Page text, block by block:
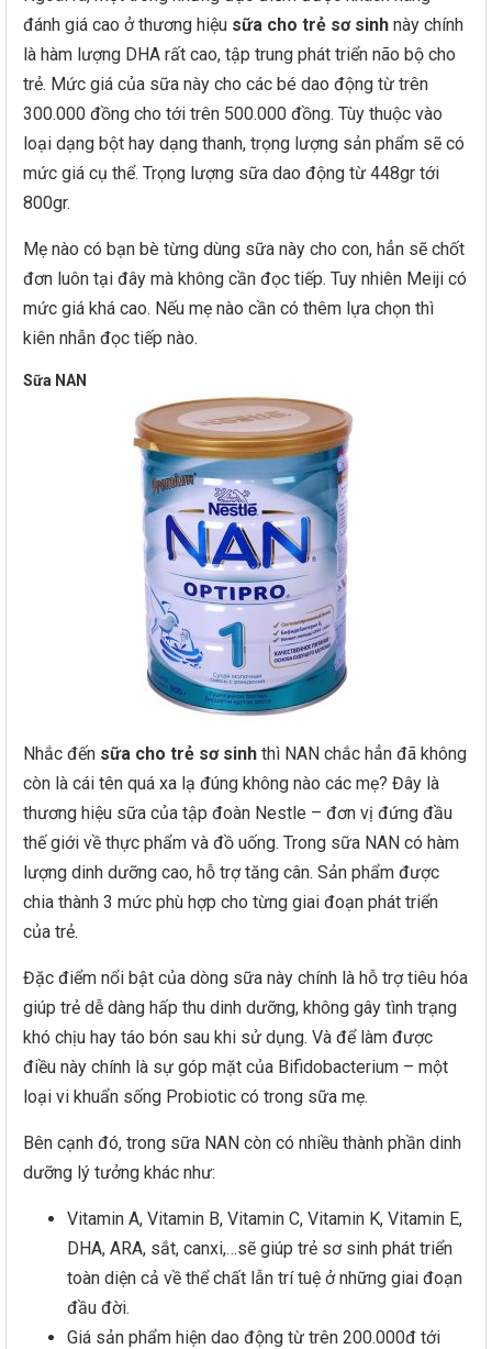
đánh giá cao ở thương hiệu sữa cho trẻ sơ sinh này chính
là hàm lượng DHA rất cao, tập trung phát triển não bộ cho
trẻ. Mức giá của sữa này cho các bé dao động từ trên
300.000 đồng cho tới trên 500.000 đồng. Tùy thuộc vào
loại dạng bột hay dạng thanh, trọng lượng sản phẩm sẽ có
mức giá cụ thể. Trọng lượng sữa dao động từ 448gr tới
800gr.
Mẹ nào có bạn bè từng dùng sữa này cho con, hẳn sẽ chốt
đơn luôn tại đây mà không cần đọc tiếp. Tuy nhiên Meiji có
mức giá khá cao. Nếu mẹ nào cần có thêm lựa chọn thì
kiên nhẫn đọc tiếp nào.
Sữa NAN
Nhắc đến sữa cho trẻ sơ sinh thì NAN chắc hẳn đã không
còn là cái tên quá xa lạ đúng không nào các mẹ? Đây là
thương hiệu sữa của tập đoàn Nestle – đơn vị đứng đầu
thế giới về thực phẩm và đồ uống. Trong sữa NAN có hàm
lượng dinh dưỡng cao, hỗ trợ tăng cân. Sản phẩm được
chia thành 3 mức phù hợp cho từng giai đoạn phát triển
của trẻ.
Đặc điểm nổi bật của dòng sữa này chính là hỗ trợ tiêu hóa
giúp trẻ dễ dàng hấp thu dinh dưỡng, không gây tình trạng
khó chịu hay táo bón sau khi sử dụng. Và để làm được
điều này chính là sự góp mặt của Bifidobacterium – một
loại vi khuẩn sống Probiotic có trong sữa mẹ.
Bên cạnh đó, trong sữa NAN còn có nhiều thành phần dinh
dưỡng lý tưởng khác như:
Vitamin A, Vitamin B, Vitamin C, Vitamin K, Vitamin E,
DHA, ARA, sắt, canxi,…sẽ giúp trẻ sơ sinh phát triển
toàn diện cả về thể chất lẫn trí tuệ ở những giai đoạn
đầu đời.
Giá sản phẩm hiện dao động từ trên 200.000đ tới